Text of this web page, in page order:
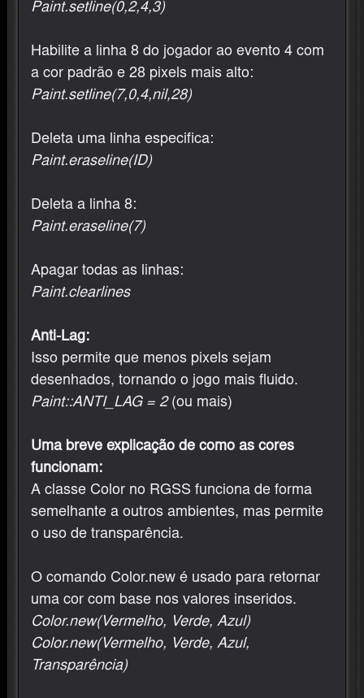
Paint.setline(0,2,4,3)
Habilite a linha 8 do jogador ao evento 4 com
a cor padrão e 28 pixels mais alto:
Paint.setline(7,0,4,nil,28)
Deleta uma linha especifica:
Paint.eraseline(ID)
Deleta a linha 8:
Paint.eraseline(7)
Apagar todas as linhas:
Paint.clearlines
Anti-Lag:
Isso permite que menos pixels sejam
desenhados, tornando o jogo mais fluido.
Paint::ANTI_LAG = 2(ou mais)
Uma breve explicação de como as cores
funcionam:
A classe Color no RGSS funciona de forma
semelhante a outros ambientes, mas permite
o uso de transparência.
O comando Color.new é usado para retornar
uma cor com base nos valores inseridos.
Color.new(Vermelho, Verde, Azul)
Color.new(Vermelho, Verde, Azul,
Transparência)